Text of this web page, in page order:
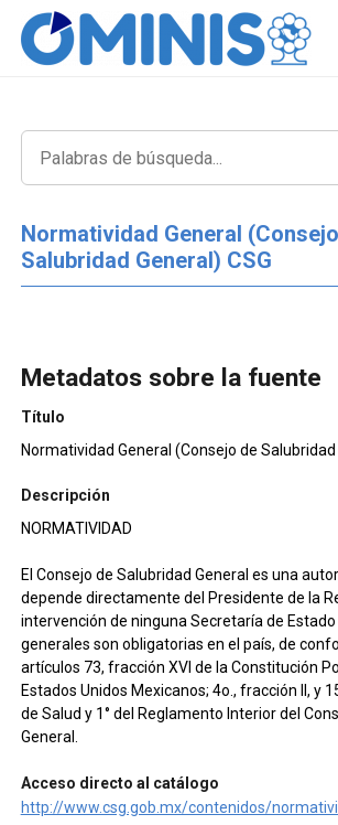
Normatividad General
Salubridad General) CSG
Metadatos sobre la fuente
Título
Normatividad General (Consejo de Salubridad
Descripción
NORMATIVIDAD
El Consejo de Salubridad General es una
depende directamente del Presidente de la
intervención de ninguna Secretaría de
generales son obligatorias en el país, de
artículos 73, fracción XVI de la Constitución
Estados Unidos Mexicanos; 4o., fracción II, y
de Salud y 1° del Reglamento Interior del
General.
Acceso directo al catálogo
http://www.csg.gob.mx/contenidos/